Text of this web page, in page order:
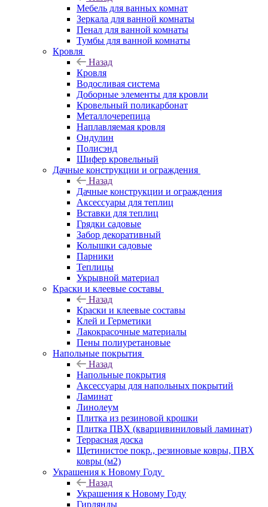
Мебель для ванных комнат
Зеркала для ванной комнаты
Пенал для ванной комнаты
Тумбы для ванной комнаты
Кровля
Назад
Кровля
Водосливая система
Доборные элементы для кровли
Кровельный поликарбонат
Металлочерепица
Наплавляемая кровля
Ондулин
Полисэнд
Шифер кровельный
Дачные конструкции и ограждения
Назад
Дачные конструкции и ограждения
Аксессуары для теплиц
Вставки для теплиц
Грядки садовые
Забор декоративный
Колышки садовые
Парники
Теплицы
Укрывной материал
Краски и клеевые составы
Назад
Краски и клеевые составы
Клей и Герметики
Лакокрасочные материалы
Пены полиуретановые
Напольные покрытия
Назад
Напольные покрытия
Аксессуары для напольных покрытий
Ламинат
Линолеум
Плитка из резиновой крошки
Плитка ПВХ (кварцивиниловый ламинат)
Террасная доска
Щетинистое покр., резиновые ковры, ПВХ
ковры (м2)
Украшения к Новому Году
Назад
Украшения к Новому Году
Гирлянды